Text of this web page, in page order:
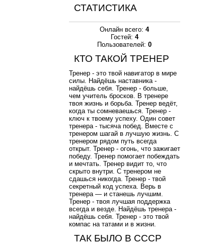
СТАТИСТИКА
Онлайн всего: 4
Гостей: 4
Пользователей: 0
КТО ТАКОЙ ТРЕНЕР
Тренер - это твой навигатор в мире
силы. Найдёшь наставника -
найдёшь себя. Тренер - больше,
чем учитель бросков. В тренере
твоя жизнь и борьба. Тренер ведёт,
когда ты сомневаешься. Тренер -
ключ к твоему успеху. Один совет
тренера - тысяча побед. Вместе с
тренером шагай в лучшую жизнь. С
тренером рядом путь всегда
открыт. Тренер - огонь, что зажигает
победу. Тренер помогает побеждать
и мечтать. Тренер видит то, что
скрыто внутри. С тренером не
сдашься никогда. Тренер - твой
секретный код успеха. Верь в
тренера — и станешь лучшим.
Тренер - твоя лучшая поддержка
всегда и везде. Найдёшь тренера -
найдёшь себя. Тренер - это твой
компас на татами и в жизни.
ТАК БЫЛО В СССР